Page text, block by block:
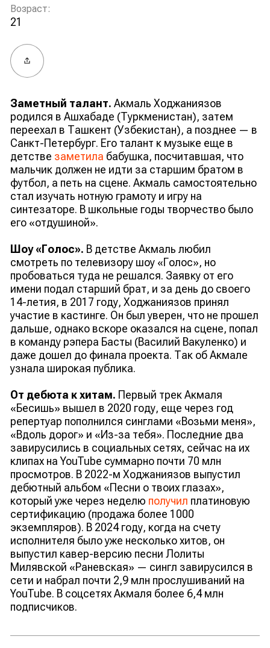
Возраст:
21
Поделиться
Заметный талант.Акмаль Ходжаниязов
родился в Ашхабаде (Туркменистан), затем
переехал в Ташкент (Узбекистан), а позднее — в
Санкт-Петербург. Его талант к музыке еще в
детстве заметила бабушка, посчитавшая, что
мальчик должен не идти за старшим братом в
футбол, а петь на сцене. Акмаль самостоятельно
стал изучать нотную грамоту и игру на
синтезаторе. В школьные годы творчество было
его «отдушиной».
Шоу «Голос». В детстве Акмаль любил
смотреть по телевизору шоу «Голос», но
пробоваться туда не решался. Заявку от его
имени подал старший брат, и за день до своего
14-летия, в 2017 году, Ходжаниязов принял
участие в кастинге. Он был уверен, что не прошел
дальше, однако вскоре оказался на сцене, попал
в команду рэпера Басты (Василий Вакуленко) и
даже дошел до финала проекта. Так об Акмале
узнала широкая публика.
От дебюта к хитам. Первый трек Акмаля
«Бесишь» вышел в 2020 году, еще через год
репертуар пополнился синглами «Возьми меня»,
«Вдоль дорог» и «Из-за тебя». Последние два
завирусились в социальных сетях, сейчас на их
клипах на YouTube суммарно почти 70 млн
просмотров. В 2022-м Ходжаниязов выпустил
дебютный альбом «Песни о твоих глазах»,
который уже через неделю получил платиновую
сертификацию (продажа более 1000
экземпляров). В 2024 году, когда на счету
исполнителя было уже несколько хитов, он
выпустил кавер-версию песни Лолиты
Милявской «Раневская» — сингл завирусился в
сети и набрал почти 2,9 млн прослушиваний на
YouTube. В соцсетях Акмаля более 6,4 млн
подписчиков.